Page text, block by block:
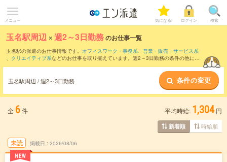
メニュー 気になる! ログイン 検索
玉名駅周辺 ×週2～3日勤務のお仕事一覧
玉名駅の派遣のお仕事情報です。 オフィスワーク・事務系、 営業・販売・サービス系
、 クリエイティブ系などのお仕事を取り揃えています。週2～3日勤務の条件の他に、
玉名駅周辺 / 週2～3日勤務 条件の変更
全 6件 平均時給: 1,304 円
新着順 時給順
未読
NEW
掲載日 2026/08/06